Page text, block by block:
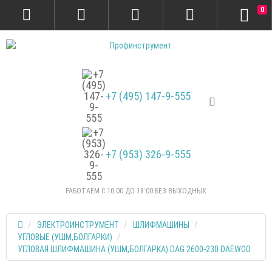
+7 (495) 147-9-555
+7 (953) 326-9-555
РАБОТАЕМ С 10:00 ДО 18:00 БЕЗ ВЫХОДНЫХ
0
ЭЛЕКТРОИНСТРУМЕНТ
ШЛИФМАШИНЫ
УГЛОВЫЕ (УШМ,БОЛГАРКИ)
УГЛОВАЯ ШЛИФМАШИНА (УШМ,БОЛГАРКА) DAG 2600-230 DAEWOO